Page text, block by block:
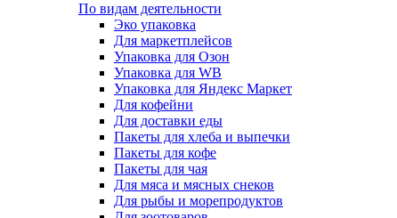
По видам деятельности
Эко упаковка
Для маркетплейсов
Упаковка для Озон
Упаковка для WB
Упаковка для Яндекс Маркет
Для кофейни
Для доставки еды
Пакеты для хлеба и выпечки
Пакеты для кофе
Пакеты для чая
Для мяса и мясных снеков
Для рыбы и морепродуктов